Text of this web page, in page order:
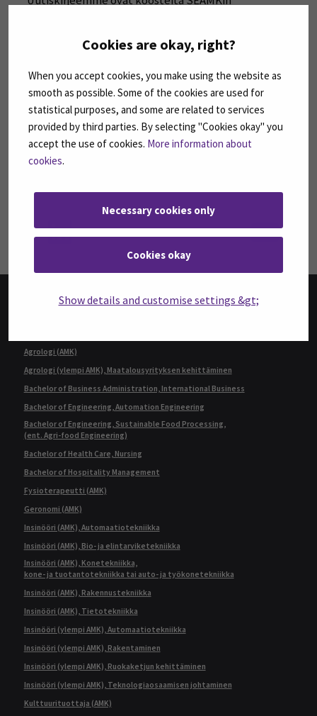
Cookies are okay, right?
When you accept cookies, you make using the website as
smooth as possible. Some of the cookies are used for
statistical purposes, and some are related to services
provided by third parties. By selecting "Cookies okay" you
accept the use of cookies. More information about
cookies.
Necessary cookies only
Cookies okay
Show details and customise settings &gt;
SEURAA MEITÄ SOSIAALISESSA MEDIASSA
Seuraa meitä sosiaalisessa mediassa:
Seuraa meitä
Seuraa meitä sosiaalisessa mediassa:
Agrologi (AMK)
Agrologi (ylempi AMK), Maatalousyrityksen kehittäminen
Bachelor of Business Administration, International Business
Bachelor of Engineering, Automation Engineering
Bachelor of Engineering, Sustainable Food Processing,
(ent. Agri-food Engineering)
Bachelor of Health Care, Nursing
Bachelor of Hospitality Management
Fysioterapeutti (AMK)
Geronomi (AMK)
Insinööri (AMK), Automaatiotekniikka
Insinööri (AMK), Bio- ja elintarviketekniikka
Insinööri (AMK), Konetekniikka,
kone- ja tuotantotekniikka tai auto- ja työkonetekniikka
Insinööri (AMK), Rakennustekniikka
Insinööri (AMK), Tietotekniikka
Insinööri (ylempi AMK), Automaatiotekniikka
Insinööri (ylempi AMK), Rakentaminen
Insinööri (ylempi AMK), Ruokaketjun kehittäminen
Insinööri (ylempi AMK), Teknologiaosaamisen johtaminen
Kulttuurituottaja (AMK)